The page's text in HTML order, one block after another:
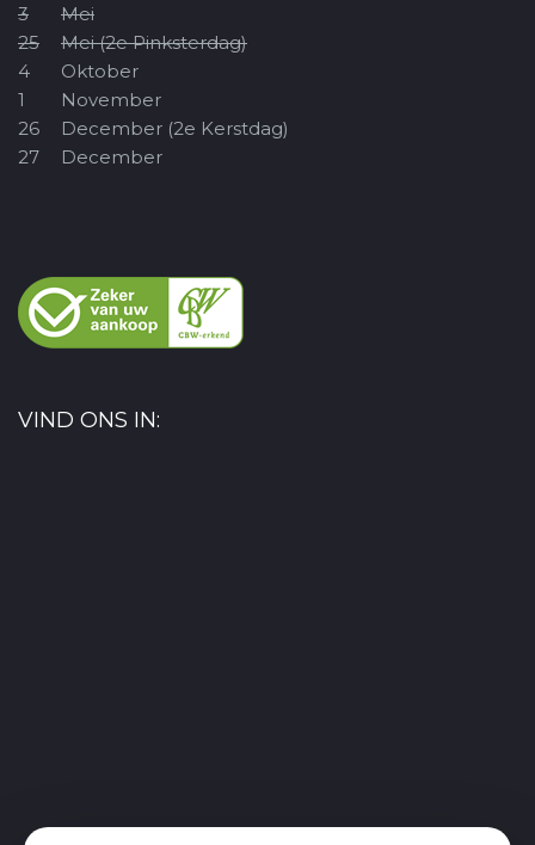
3
Mei
25
Mei (2e Pinksterdag)
4
Oktober
1
November
26
December (2e Kerstdag)
27
December
VIND ONS IN: